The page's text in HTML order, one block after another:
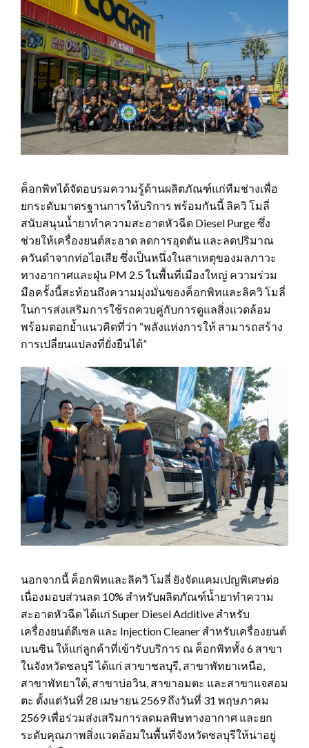
ค็อกพิทได้จัดอบรมความรู้ด้านผลิตภัณฑ์แก่ทีมช่างเพื่อ
ยกระดับมาตรฐานการให้บริการ พร้อมกันนี้ ลิควิ โมลี่
สนับสนุนน้ำยาทำความสะอาดหัวฉีด Diesel Purge ซึ่ง
ช่วยให้เครื่องยนต์สะอาด ลดการอุดตัน และลดปริมาณ
ควันดำจากท่อไอเสีย ซึ่งเป็นหนึ่งในสาเหตุของมลภาวะ
ทางอากาศและฝุ่น PM 2.5 ในพื้นที่เมืองใหญ่ ความร่วม
มือครั้งนี้สะท้อนถึงความมุ่งมั่นของค็อกพิทและลิควิ โมลี่
ในการส่งเสริมการใช้รถควบคู่กับการดูแลสิ่งแวดล้อม
พร้อมตอกย้ำแนวคิดที่ว่า “พลังแห่งการให้ สามารถสร้าง
การเปลี่ยนแปลงที่ยั่งยืนได้”
นอกจากนี้ ค็อกพิทและลิควิ โมลี่ ยังจัดแคมเปญพิเศษต่อ
เนื่องมอบส่วนลด 10% สำหรับผลิตภัณฑ์น้ำยาทำความ
สะอาดหัวฉีด ได้แก่ Super Diesel Additive สำหรับ
เครื่องยนต์ดีเซล และ Injection Cleaner สำหรับเครื่องยนต์
เบนซิน ให้แก่ลูกค้าที่เข้ารับบริการ ณ ค็อกพิททั้ง 6 สาขา
ในจังหวัดชลบุรี ได้แก่ สาขาชลบุรี, สาขาพัทยาเหนือ,
สาขาพัทยาใต้, สาขาบ่อวิน, สาขาอมตะ และสาขาแจสอม
ตะ ตั้งแต่วันที่ 28 เมษายน 2569 ถึงวันที่ 31 พฤษภาคม
2569 เพื่อร่วมส่งเสริมการลดมลพิษทางอากาศ และยก
ระดับคุณภาพสิ่งแวดล้อมในพื้นที่จังหวัดชลบุรีให้น่าอยู่